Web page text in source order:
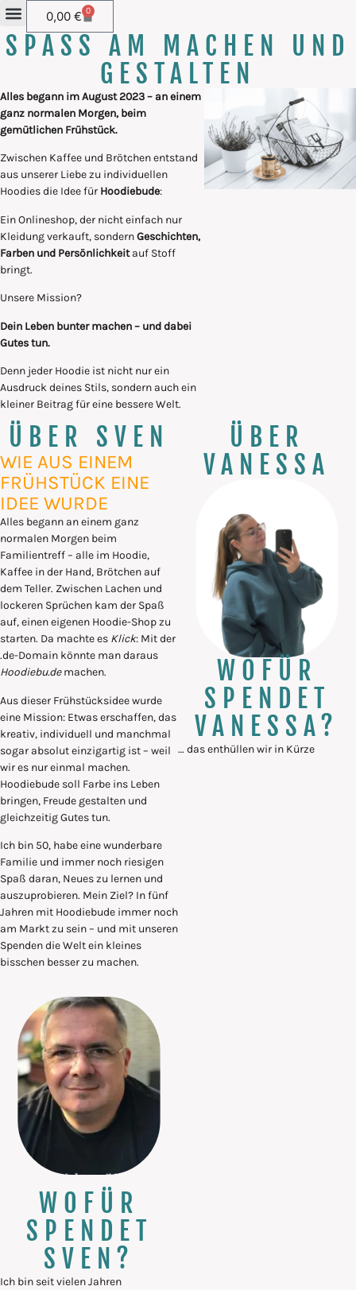
0,00 € 0
SPASS AM MACHEN UND
GESTALTEN
Alles begann im August 2023 – an einem
ganz normalen Morgen, beim
gemütlichen Frühstück.
Zwischen Kaffee und Brötchen entstand
aus unserer Liebe zu individuellen
Hoodies die Idee für Hoodiebude:
Ein Onlineshop, der nicht einfach nur
Kleidung verkauft, sondernGeschichten,
Farben und Persönlichkeitauf Stoff
bringt.
Unsere Mission?
Dein Leben bunter machen – und dabei
Gutes tun.
Denn jeder Hoodie ist nicht nur ein
Ausdruck deines Stils, sondern auch ein
kleiner Beitrag für eine bessere Welt.
ÜBER SVEN
WIE AUS EINEM
FRÜHSTÜCK EINE
IDEE WURDE
Alles begann an einem ganz
normalen Morgen beim
Familientreff – alle im Hoodie,
Kaffee in der Hand, Brötchen auf
dem Teller. Zwischen Lachen und
lockeren Sprüchen kam der Spaß
auf, einen eigenen Hoodie-Shop zu
starten. Da machte es Klick: Mit der
.de-Domain könnte man daraus
Hoodiebu.demachen.
Aus dieser Frühstücksidee wurde
eine Mission: Etwas erschaffen, das
kreativ, individuell und manchmal
sogar absolut einzigartig ist – weil
wir es nur einmal machen.
Hoodiebude soll Farbe ins Leben
bringen, Freude gestalten und
gleichzeitig Gutes tun.
Ich bin 50, habe eine wunderbare
Familie und immer noch riesigen
Spaß daran, Neues zu lernen und
auszuprobieren. Mein Ziel? In fünf
Jahren mit Hoodiebude immer noch
am Markt zu sein – und mit unseren
Spenden die Welt ein kleines
bisschen besser zu machen.
WOFÜR
SPENDET
SVEN?
Ich bin seit vielen Jahren
ÜBER
VANESSA
WOFÜR
SPENDET
VANESSA?
… das enthüllen wir in Kürze